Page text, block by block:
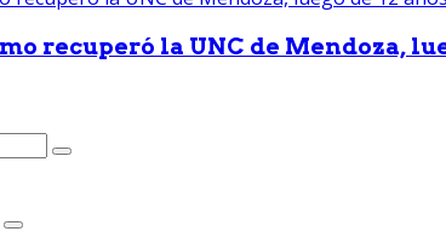
recuperó la UNC de Mendoza,